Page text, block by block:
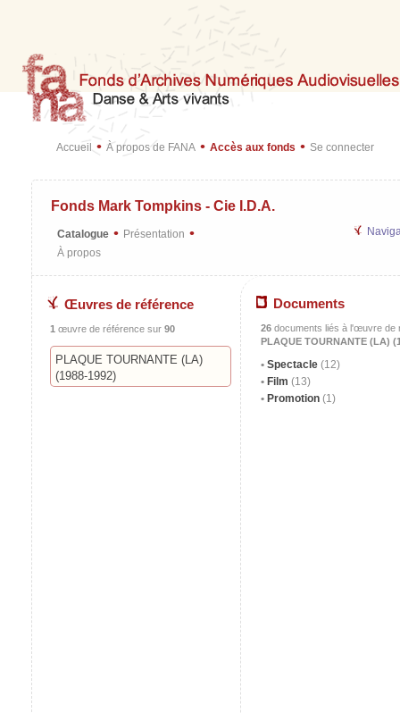
Accueil • À propos de FANA • Accès aux fonds • Se connecter
Fonds Mark Tompkins - Cie I.D.A.
Catalogue • Présentation •
À propos
Œuvres de référence
1 œuvre de référence sur 90
PLAQUE TOURNANTE (LA)
(1988-1992)
Documents
26 documents liés à l'œuvre de
PLAQUE TOURNANTE (LA)
Spectacle (12)
Film (13)
Promotion (1)